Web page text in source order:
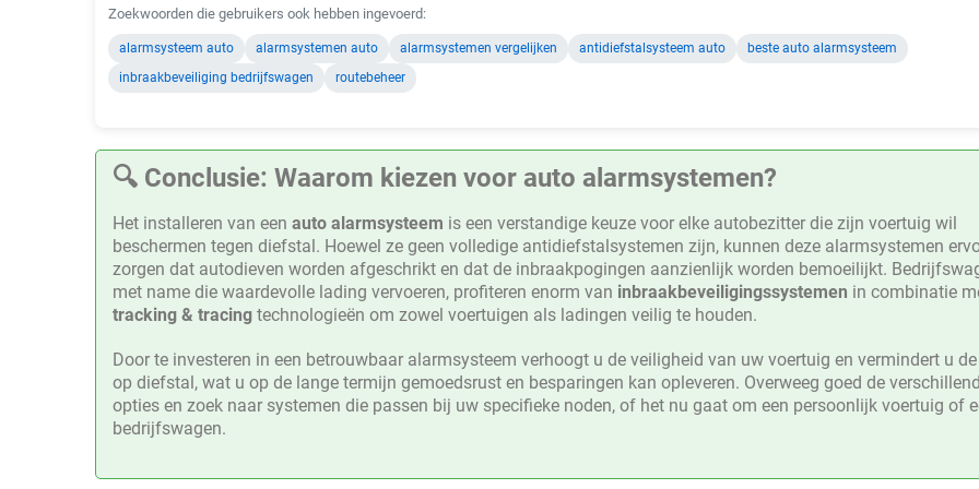
Zoekwoorden die gebruikers ook hebben ingevoerd:
alarmsysteem auto alarmsystemen auto alarmsystemen vergelijken antidiefstalsysteem auto
beste auto alarmsysteem
inbraakbeveiliging bedrijfswagen
routebeheer
🔍 Conclusie: Waarom kiezen voor auto alarmsystemen?
Het installeren van een auto alarmsysteem is een verstandige keuze voor elke autobezitter die zijn voertuig wil
beschermen tegen diefstal. Hoewel ze geen volledige antidiefstalsystemen zijn, kunnen deze alarmsystemen
zorgen dat autodieven worden afgeschrikt en dat de inbraakpogingen aanzienlijk worden bemoeilijkt.
met name die waardevolle lading vervoeren, profiteren enorm van inbraakbeveiligingssystemen in combinatie
tracking & tracing technologieën om zowel voertuigen als ladingen veilig te houden.
Door te investeren in een betrouwbaar alarmsysteem verhoogt u de veiligheid van uw voertuig en vermindert u
op diefstal, wat u op de lange termijn gemoedsrust en besparingen kan opleveren. Overweeg goed de
opties en zoek naar systemen die passen bij uw specifieke noden, of het nu gaat om een persoonlijk voertuig of
bedrijfswagen.